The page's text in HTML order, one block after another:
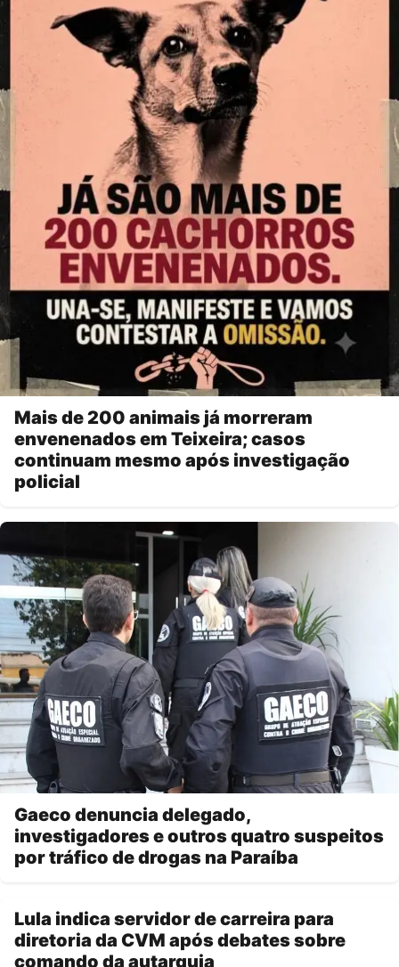
Mais de 200 animais já morreram
envenenados em Teixeira; casos
continuam mesmo após investigação
policial
Gaeco denuncia delegado,
investigadores e outros quatro suspeitos
por tráfico de drogas na Paraíba
Lula indica servidor de carreira para
diretoria da CVM após debates sobre
comando da autarquia